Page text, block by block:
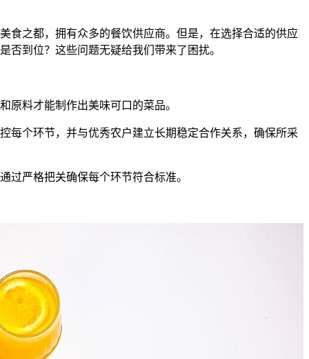
食之都，拥有众多的餐饮供应商。但是，在选择合适的供应
否到位？这些问题无疑给我们带来了困扰。
原料才能制作出美味可口的菜品。
每个环节，并与优秀农户建立长期稳定合作关系，确保所采
过严格把关确保每个环节符合标准。